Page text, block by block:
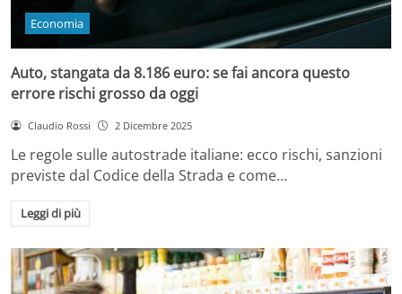
Economia
Auto, stangata da 8.186 euro: se fai ancora questo
errore rischi grosso da oggi
Claudio Rossi 2 Dicembre 2025
Le regole sulle autostrade italiane: ecco rischi, sanzioni
previste dal Codice della Strada e come…
Leggi di più